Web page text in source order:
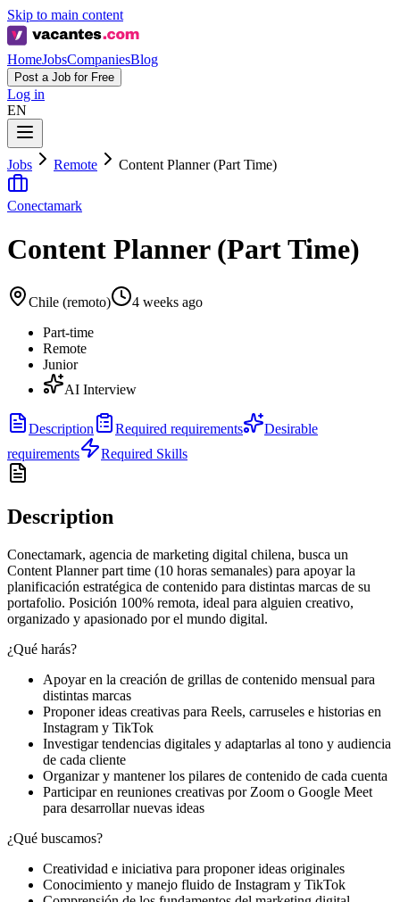
Skip to main content
HomeJobsCompaniesBlog
Post a Job for Free
Log in
EN
Jobs Remote Content Planner (Part Time)
Conectamark
Content Planner (Part Time)
Chile (remoto)
4 weeks ago
Part-time
Remote
Junior
AI Interview
Description Required requirements
Desirable
requirements
Required Skills
Description
Conectamark, agencia de marketing digital chilena, busca un
Content Planner part time (10 horas semanales) para apoyar la
planificación estratégica de contenido para distintas marcas de su
portafolio. Posición 100% remota, ideal para alguien creativo,
organizado y apasionado por el mundo digital.
¿Qué harás?
Apoyar en la creación de grillas de contenido mensual para
distintas marcas
Proponer ideas creativas para Reels, carruseles e historias en
Instagram y TikTok
Investigar tendencias digitales y adaptarlas al tono y audiencia
de cada cliente
Organizar y mantener los pilares de contenido de cada cuenta
Participar en reuniones creativas por Zoom o Google Meet
para desarrollar nuevas ideas
¿Qué buscamos?
Creatividad e iniciativa para proponer ideas originales
Conocimiento y manejo fluido de Instagram y TikTok